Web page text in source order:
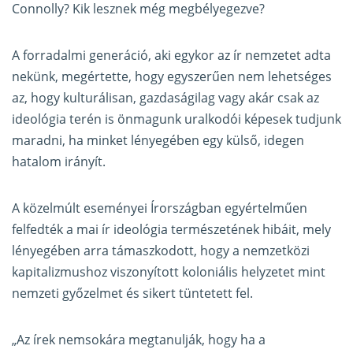
Connolly? Kik lesznek még megbélyegezve?
A forradalmi generáció, aki egykor az ír nemzetet adta
nekünk, megértette, hogy egyszerűen nem lehetséges
az, hogy kulturálisan, gazdaságilag vagy akár csak az
ideológia terén is önmagunk uralkodói képesek tudjunk
maradni, ha minket lényegében egy külső, idegen
hatalom irányít.
A közelmúlt eseményei Írországban egyértelműen
felfedték a mai ír ideológia természetének hibáit, mely
lényegében arra támaszkodott, hogy a nemzetközi
kapitalizmushoz viszonyított koloniális helyzetet mint
nemzeti győzelmet és sikert tüntetett fel.
„Az írek nemsokára megtanulják, hogy ha a